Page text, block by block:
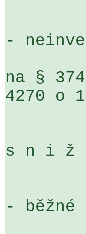
-
na §
4270 o
s n i
- běžné